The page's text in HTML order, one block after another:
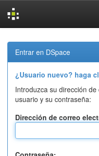
navigation
Entrar en DSpace
¿Usuario nuevo? haga
Introduzca su dirección
usuario y su contraseña:
Dirección de correo